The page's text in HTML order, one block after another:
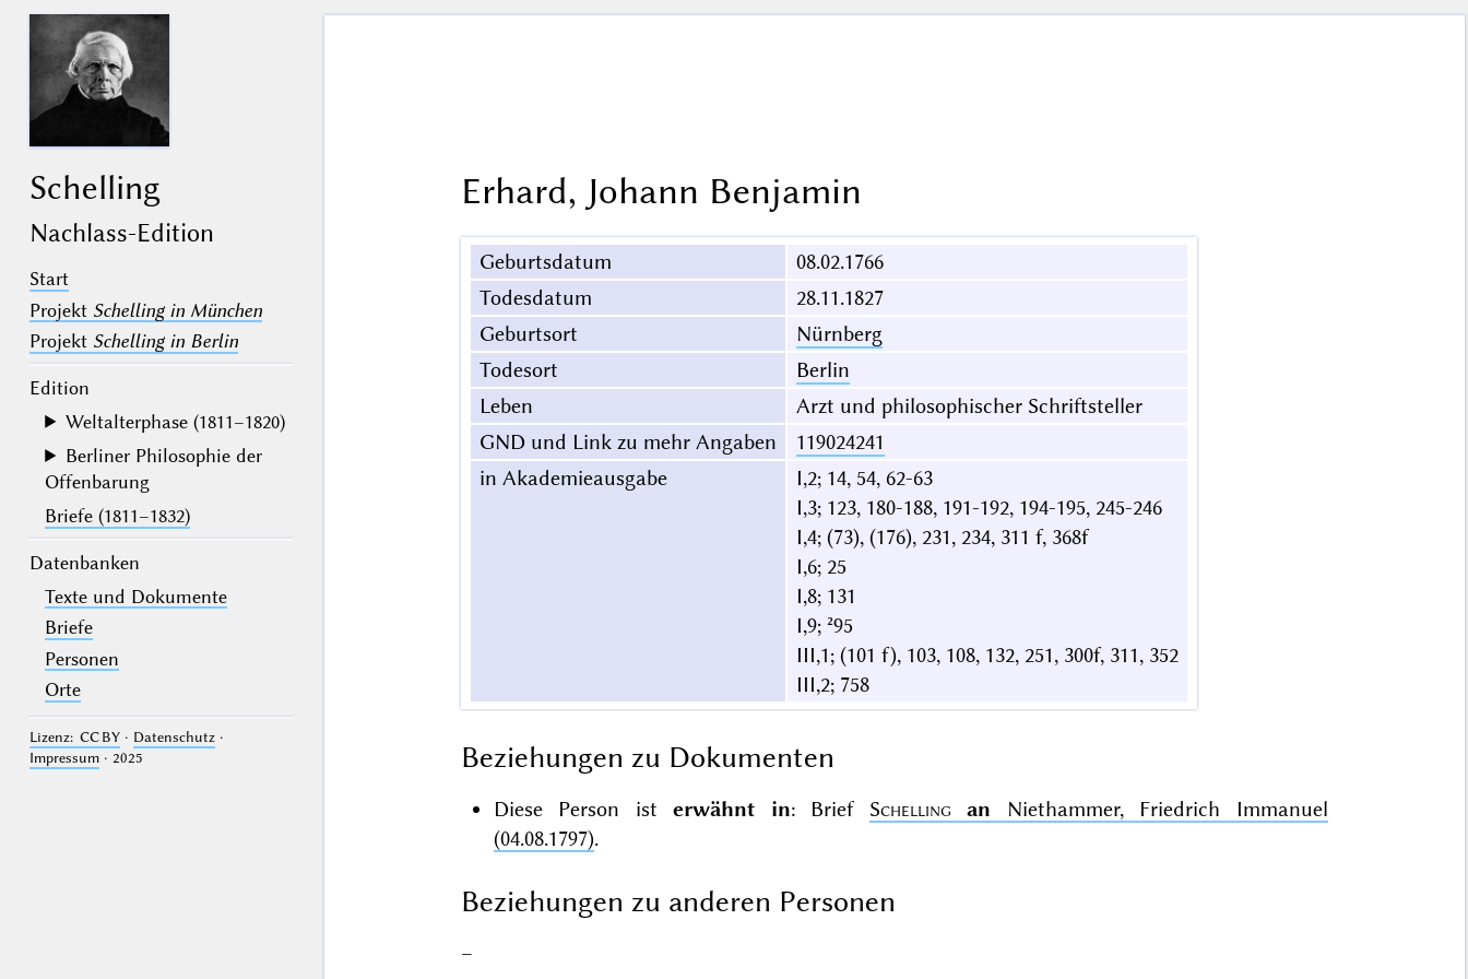
Schelling
Nachlass-Edition
Start
Projekt Schelling in München
Projekt Schelling in Berlin
Edition
Weltalterphase (1811–1820)
Berliner Philosophie der
Offenbarung
Briefe (1811–1832)
Datenbanken
Texte und Dokumente
Briefe
Personen
Orte
Lizenz: CC BY· Datenschutz·
Impressum· 2025
Erhard, Johann Benjamin
Geburtsdatum
08.02.1766
Todesdatum
28.11.1827
Geburtsort
Nürnberg
Todesort
Berlin
Leben
Arzt und philosophischer Schriftsteller
GND und Link zu mehr Angaben
119024241
in Akademieausgabe
I,2; 14, 54, 62-63
I,3; 123, 180-188, 191-192, 194-195, 245-246
I,4; (73), (176), 231, 234, 311 f, 368f
I,6; 25
I,8; 131
I,9; ²95
III,1; (101 f), 103, 108, 132, 251, 300f, 311, 352
III,2; 758
Beziehungen zu Dokumenten
Diese Person isterwähnt in: Brief Schelling an Niethammer, Friedrich Immanuel
(04.08.1797).
Beziehungen zu anderen Personen
–